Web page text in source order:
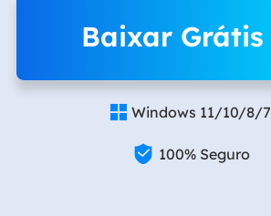
Baixar Grátis
 Windows 11/10/8/7
 100% Seguro